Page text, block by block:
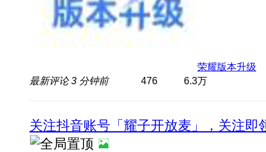
荣耀版本升级
最新评论3 分钟前 476 6.3万
关注抖音账号「耀子开放麦」，关注即